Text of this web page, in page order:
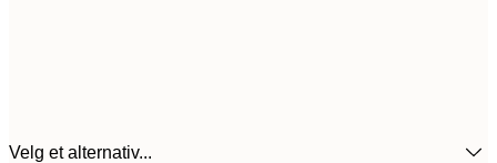
Velg et alternativ...